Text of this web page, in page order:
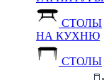
СТОЛЫ
НА КУХНЮ
СТОЛЫ